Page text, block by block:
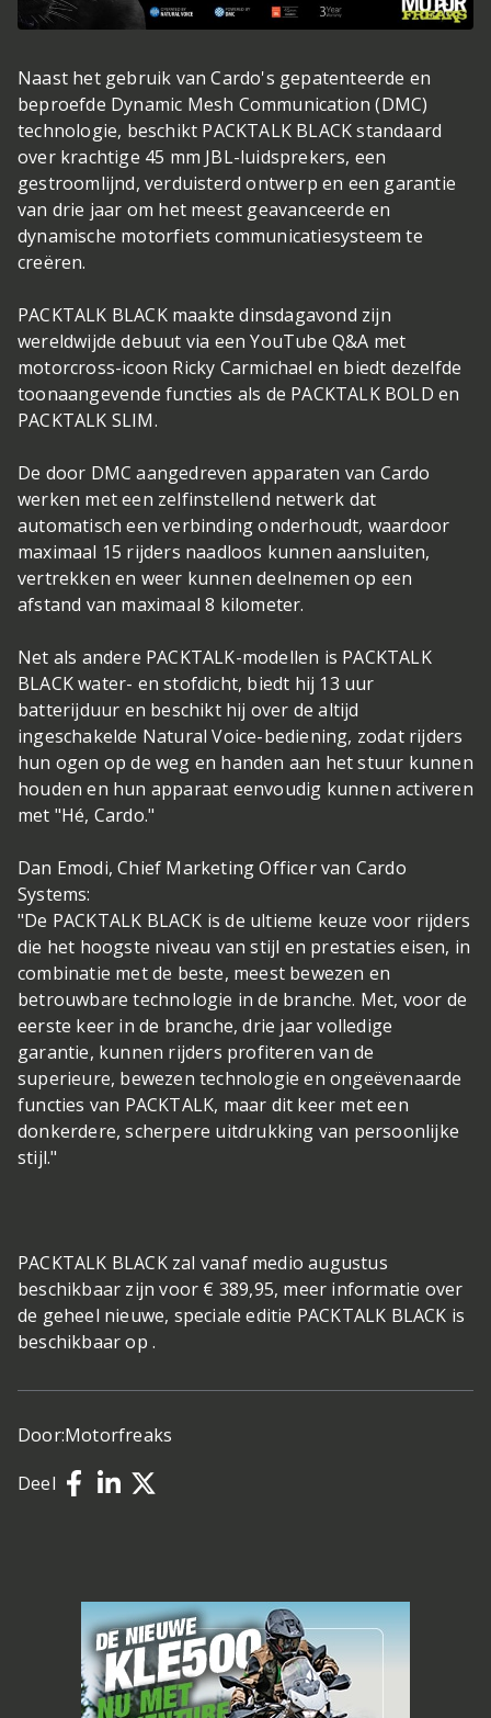
Naast het gebruik van Cardo's gepatenteerde en
beproefde Dynamic Mesh Communication (DMC)
technologie, beschikt PACKTALK BLACK standaard
over krachtige 45 mm JBL-luidsprekers, een
gestroomlijnd, verduisterd ontwerp en een garantie
van drie jaar om het meest geavanceerde en
dynamische motorfiets communicatiesysteem te
creëren.
PACKTALK BLACK maakte dinsdagavond zijn
wereldwijde debuut via een YouTube Q&A met
motorcross-icoon Ricky Carmichael en biedt dezelfde
toonaangevende functies als de PACKTALK BOLD en
PACKTALK SLIM.
De door DMC aangedreven apparaten van Cardo
werken met een zelfinstellend netwerk dat
automatisch een verbinding onderhoudt, waardoor
maximaal 15 rijders naadloos kunnen aansluiten,
vertrekken en weer kunnen deelnemen op een
afstand van maximaal 8 kilometer.
Net als andere PACKTALK-modellen is PACKTALK
BLACK water- en stofdicht, biedt hij 13 uur
batterijduur en beschikt hij over de altijd
ingeschakelde Natural Voice-bediening, zodat rijders
hun ogen op de weg en handen aan het stuur kunnen
houden en hun apparaat eenvoudig kunnen activeren
met "Hé, Cardo."
Dan Emodi, Chief Marketing Officer van Cardo
Systems:
"De PACKTALK BLACK is de ultieme keuze voor rijders
die het hoogste niveau van stijl en prestaties eisen, in
combinatie met de beste, meest bewezen en
betrouwbare technologie in de branche. Met, voor de
eerste keer in de branche, drie jaar volledige
garantie, kunnen rijders profiteren van de
superieure, bewezen technologie en ongeëvenaarde
functies van PACKTALK, maar dit keer met een
donkerdere, scherpere uitdrukking van persoonlijke
stijl."
PACKTALK BLACK zal vanaf medio augustus
beschikbaar zijn voor € 389,95, meer informatie over
de geheel nieuwe, speciale editie PACKTALK BLACK is
beschikbaar op .
Door:Motorfreaks
Deel